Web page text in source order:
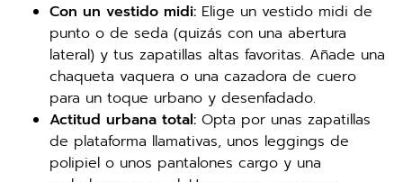
Con un vestido midi: Elige un vestido midi de
punto o de seda (quizás con una abertura
lateral) y tus zapatillas altas favoritas. Añade una
chaqueta vaquera o una cazadora de cuero
para un toque urbano y desenfadado.
Actitud urbana total: Opta por unas zapatillas
de plataforma llamativas, unos leggings de
polipiel o unos pantalones cargo y una